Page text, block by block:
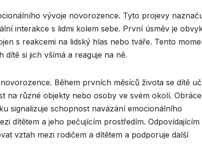
vývoje novorozence. Tyto projevy
interakce s lidmi kolem sebe. První úsměv je
s reakcemi na lidský hlas nebo tváře. Tento
dítě si jich všímá a reaguje na ně.
Během prvních měsíců života se dítě
na různé objekty nebo osoby ve svém okolí.
signalizuje schopnost navázání emocionálního
dítětem a jeho pečujícím prostředím. Odpovídajícím
vztah mezi rodičem a dítětem a podporuje další